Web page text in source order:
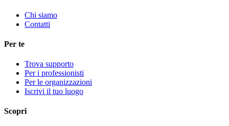
Chi siamo
Contatti
Per te
Trova supporto
Per i professionisti
Per le organizzazioni
Iscrivi il tuo luogo
Scopri